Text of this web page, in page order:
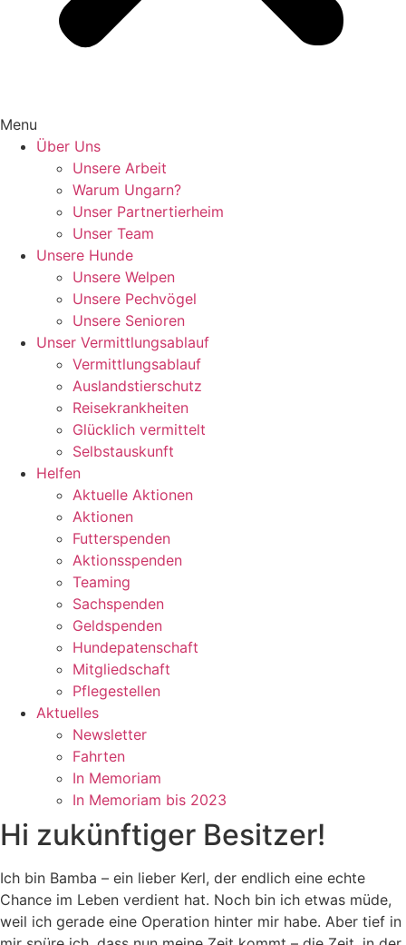
Menu
Über Uns
Unsere Arbeit
Warum Ungarn?
Unser Partnertierheim
Unser Team
Unsere Hunde
Unsere Welpen
Unsere Pechvögel
Unsere Senioren
Unser Vermittlungsablauf
Vermittlungsablauf
Auslandstierschutz
Reisekrankheiten
Glücklich vermittelt
Selbstauskunft
Helfen
Aktuelle Aktionen
Aktionen
Futterspenden
Aktionsspenden
Teaming
Sachspenden
Geldspenden
Hundepatenschaft
Mitgliedschaft
Pflegestellen
Aktuelles
Newsletter
Fahrten
In Memoriam
In Memoriam bis 2023
Hi zukünftiger Besitzer!
Ich bin Bamba – ein lieber Kerl, der endlich eine echte
Chance im Leben verdient hat. Noch bin ich etwas müde,
weil ich gerade eine Operation hinter mir habe. Aber tief in